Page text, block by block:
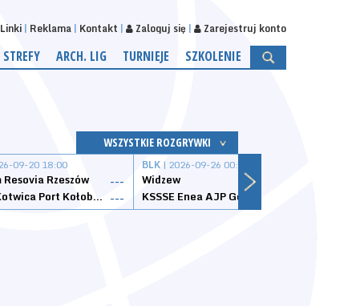
Linki Reklama Kontakt Zaloguj się Zarejestruj konto
STREFY ARCH. LIG TURNIEJE SZKOLENIE
WSZYSTKIE ROZGRYWKI
09-20 18:00
Resovia Rzeszów
---
Datzzy Kotwica Port Kołobrzeg ---
BLK | 2026-09-26 00:00
Widzew